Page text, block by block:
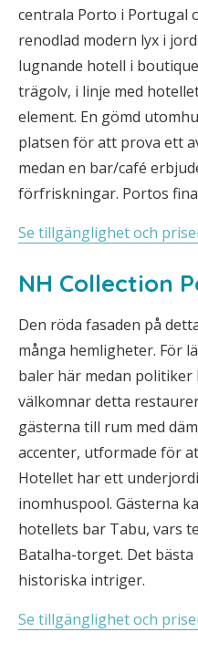
centrala Porto i Portugal
renodlad modern lyx i
lugnande hotell i
trägolv, i linje med
element. En gömd
platsen för att prova ett
medan en bar/café
förfriskningar. Portos
Se tillgänglighet och
NH Collection
Den röda fasaden på
många hemligheter. För
baler här medan politiker
välkomnar detta
gästerna till rum med
accenter, utformade för
Hotellet har ett
inomhuspool. Gästerna
hotellets bar Tabu, vars
Batalha-torget. Det
historiska intriger.
Se tillgänglighet och